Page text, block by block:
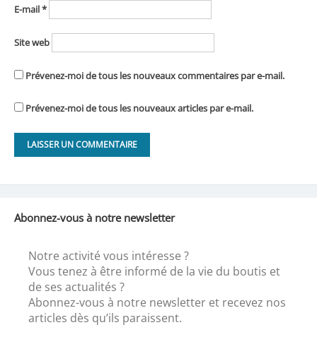
E-mail*
Site web
Prévenez-moi de tous les nouveaux commentaires par e-mail.
Prévenez-moi de tous les nouveaux articles par e-mail.
Abonnez-vous à notre newsletter
Notre activité vous intéresse ?
Vous tenez à être informé de la vie du boutis et
de ses actualités ?
Abonnez-vous à notre newsletter et recevez nos
articles dès qu’ils paraissent.